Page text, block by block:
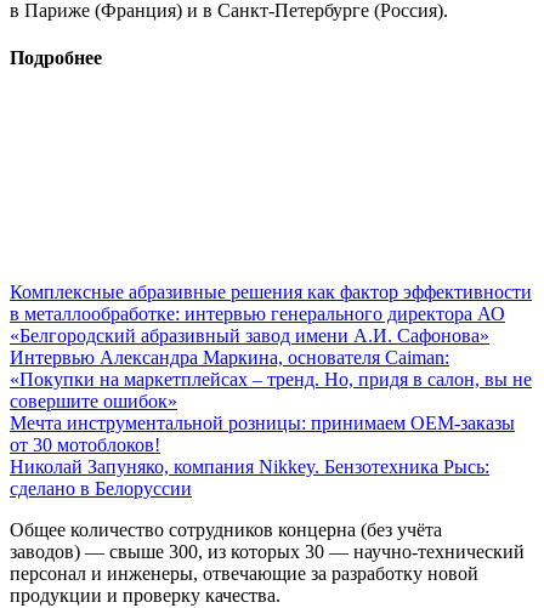
в Париже (Франция) и в Санкт-Петербурге (Россия).
Подробнее
Комплексные абразивные решения как фактор эффективности
в металлообработке: интервью генерального директора АО
«Белгородский абразивный завод имени А.И. Сафонова»
Интервью Александра Маркина, основателя Caiman:
«Покупки на маркетплейсах – тренд. Но, придя в салон, вы не
совершите ошибок»
Мечта инструментальной розницы: принимаем ОЕМ-заказы
от 30 мотоблоков!
Николай Запуняко, компания Nikkey. Бензотехника Рысь:
сделано в Белоруссии
Общее количество сотрудников концерна (без учёта
заводов) — свыше 300, из которых 30 — научно-технический
персонал и инженеры, отвечающие за разработку новой
продукции и проверку качества.